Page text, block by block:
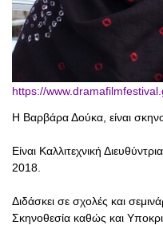
https://
Η Βαρβάρα Δούκα, είναι
Είναι Καλλιτεχνική
2018.
Διδάσκει σε σχολές και
Σκηνοθεσία καθώς και